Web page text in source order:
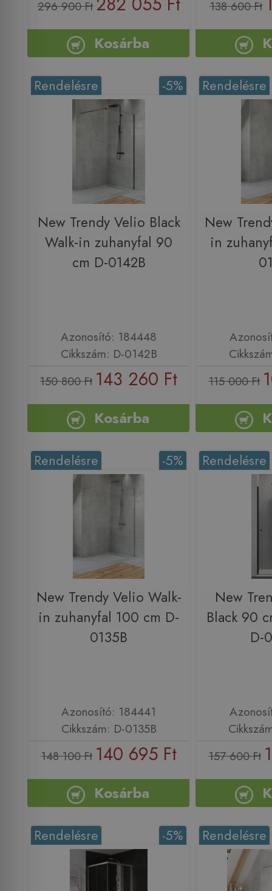
296 900 Ft
Kosárba
138 600 Ft
-5%
Rendelésre
New Trendy Velio Black
Walk-in zuhanyfal 90
cm D-0142B
Azonosító: 184448
Cikkszám: D-0142B
150 800 Ft 143 260 Ft
Kosárba
Rendelésre
New
in
115 000 Ft
-5%
Rendelésre
New Trendy Velio Walk-
in zuhanyfal 100 cm D-
0135B
Azonosító: 184441
Cikkszám: D-0135B
148 100 Ft 140 695 Ft
Kosárba
Rendelésre
New
Black 90
D-
157 600 Ft
-5%
Rendelésre Rendelésre